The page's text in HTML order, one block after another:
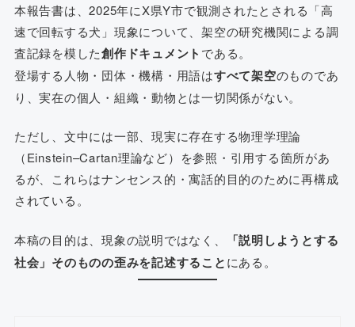
本報告書は、2025年にX県Y市で観測されたとされる「高
速で回転する犬」現象について、架空の研究機関による調
査記録を模した創作ドキュメント である。
登場する人物・団体・機構・用語はすべて架空のものであ
り、実在の個人・組織・動物とは一切関係がない。
ただし、文中には一部、現実に存在する物理学理論
（Einstein–Cartan理論など）を参照・引用する箇所があ
るが、これらはナンセンス的・寓話的目的のために再構成
されている。
本稿の目的は、現象の説明ではなく、
「説明しようとする
社会」そのものの歪みを記述することにある。